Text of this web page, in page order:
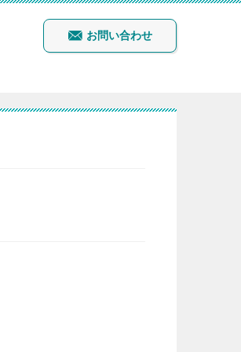
お問い合わせ